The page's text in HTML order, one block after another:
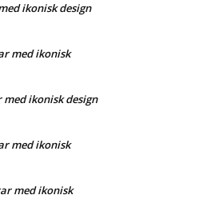
ikonisk design
med ikonisk
ikonisk design
med ikonisk
med ikonisk